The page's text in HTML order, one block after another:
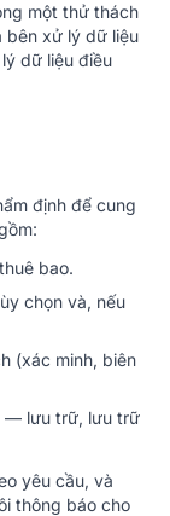
một thử thách
bên xử lý dữ liệu
dữ liệu điều
định để cung
bao.
chọn và, nếu
(xác minh, biên
— lưu trữ, lưu trữ
yêu cầu, và
thông báo cho